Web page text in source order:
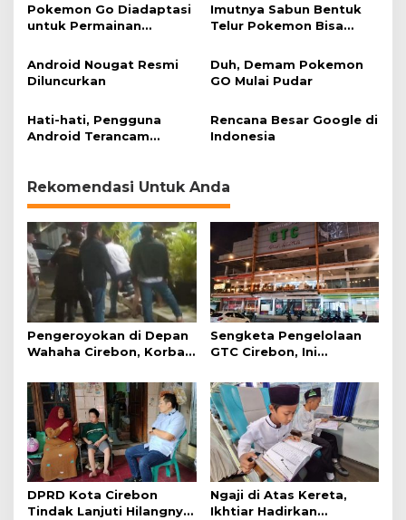
Pokemon Go Diadaptasi
untuk Permainan
Imutnya Sabun Bentuk
Telur Pokemon Bisa
Android Nougat Resmi
Diluncurkan
Duh, Demam Pokemon
GO Mulai Pudar
Hati-hati, Pengguna
Android Terancam
Rencana Besar Google di
Indonesia
Rekomendasi Untuk Anda
Pengeroyokan di Depan
Wahaha Cirebon, Korban
Polisi
Sengketa Pengelolaan
GTC Cirebon, Ini
Simanjuntak
DPRD Kota Cirebon
Tindak Lanjuti Hilangnya
Ngaji di Atas Kereta,
Ikhtiar Hadirkan